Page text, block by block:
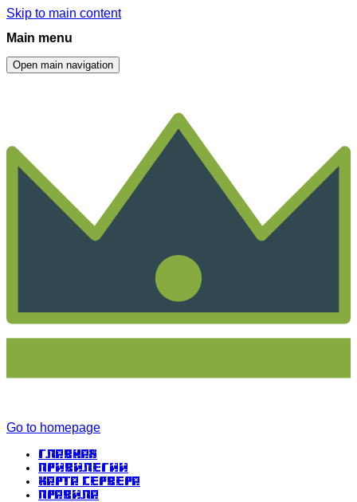
Skip to main content
Main menu
Open main navigation
Go to homepage
Главная
Привилегии
Карта сервера
Правила